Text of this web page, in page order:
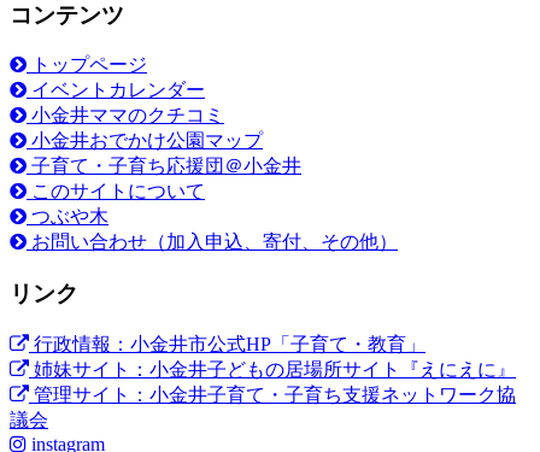
コンテンツ
トップページ
イベントカレンダー
小金井ママのクチコミ
小金井おでかけ公園マップ
子育て・子育ち応援団＠小金井
このサイトについて
つぶや木
お問い合わせ（加入申込、寄付、その他）
リンク
行政情報：小金井市公式HP「子育て・教育」
姉妹サイト：小金井子どもの居場所サイト『えにえに』
管理サイト：小金井子育て・子育ち支援ネットワーク協
議会
instagram